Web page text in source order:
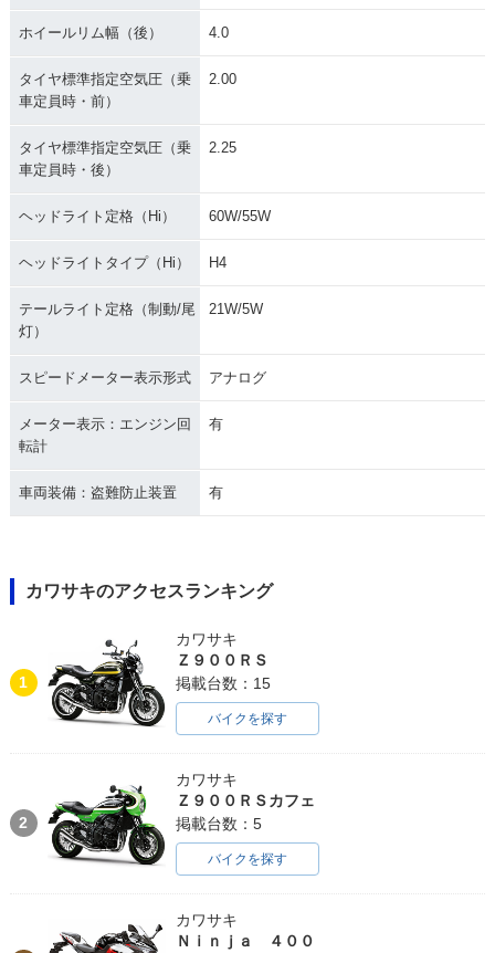
ホイールリム幅（後） 4.0
タイヤ標準指定空気圧（乗
車定員時・前）
2.00
タイヤ標準指定空気圧（乗
車定員時・後）
2.25
ヘッドライト定格（Hi） 60W/55W
ヘッドライトタイプ（Hi） H4
テールライト定格（制動/尾
灯）
21W/5W
スピードメーター表示形式 アナログ
メーター表示：エンジン回
転計
有
車両装備：盗難防止装置 有
カワサキのアクセスランキング
1
カワサキ
Ｚ９００ＲＳ
掲載台数：15
バイクを探す
2
カワサキ
Ｚ９００ＲＳカフェ
掲載台数：5
バイクを探す
カワサキ
Ｎｉｎｊａ ４００